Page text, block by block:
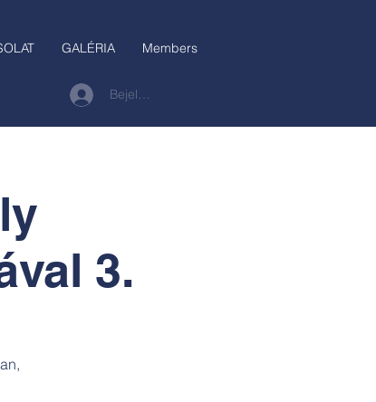
GALÉRIA Members
Bejelentkezés
3.